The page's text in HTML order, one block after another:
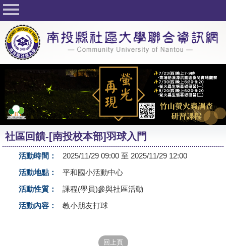
回首頁
關於社大
公佈欄
行事曆
最新活動
活動花絮
課程一覽表
志工與社團
友站連結
社區回饋-[南投校本部]羽球入門
活動時間：
2025/11/29 09:00 至 2025/11/29 12:00
活動地點：
平和國小活動中心
活動性質：
課程(學員)參與社區活動
活動內容：
教小朋友打球